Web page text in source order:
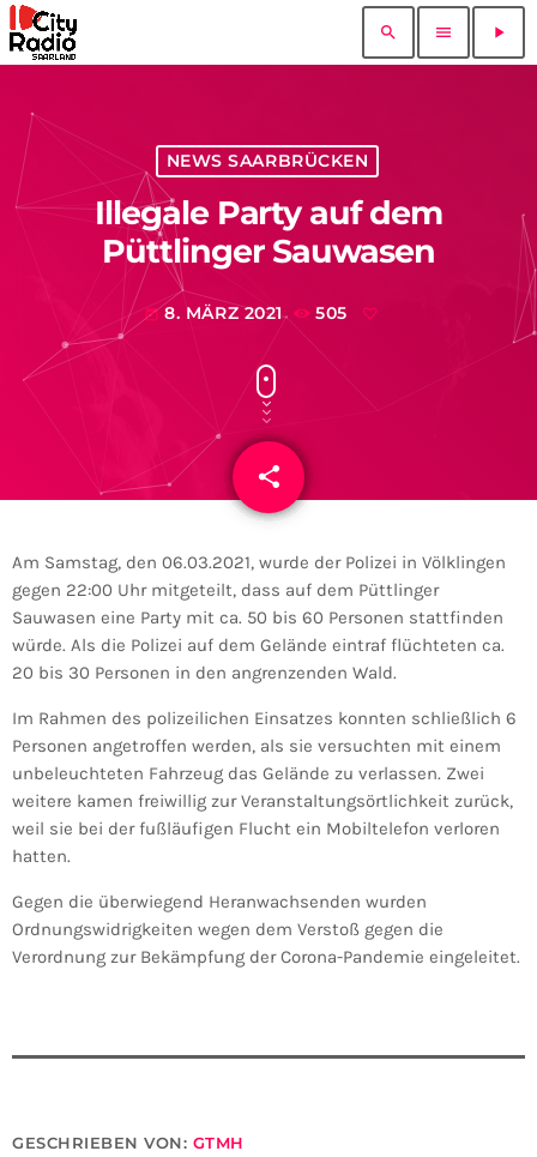
search menu play_arrow
NEWS SAARBRÜCKEN
Illegale Party auf dem
Püttlinger Sauwasen
today 8. MÄRZ 2021 505
share
email
Am Samstag, den 06.03.2021, wurde der Polizei in Völklingen
gegen 22:00 Uhr mitgeteilt, dass auf dem Püttlinger
Sauwasen eine Party mit ca. 50 bis 60 Personen stattfinden
würde. Als die Polizei auf dem Gelände eintraf flüchteten ca.
20 bis 30 Personen in den angrenzenden Wald.
Im Rahmen des polizeilichen Einsatzes konnten schließlich 6
Personen angetroffen werden, als sie versuchten mit einem
unbeleuchteten Fahrzeug das Gelände zu verlassen. Zwei
weitere kamen freiwillig zur Veranstaltungsörtlichkeit zurück,
weil sie bei der fußläufigen Flucht ein Mobiltelefon verloren
hatten.
Gegen die überwiegend Heranwachsenden wurden
Ordnungswidrigkeiten wegen dem Verstoß gegen die
Verordnung zur Bekämpfung der Corona-Pandemie eingeleitet.
GESCHRIEBEN VON: GTMH